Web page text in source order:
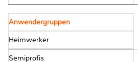
Anwendergruppen
Heimwerker
Semiprofis